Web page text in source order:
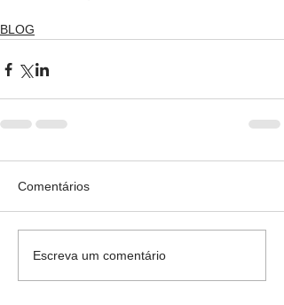
BLOG
Comentários
Escreva um comentário